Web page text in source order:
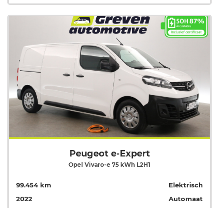
Peugeot e-Expert
Opel Vivaro-e 75 kWh L2H1
99.454 km
Elektrisch
2022
Automaat